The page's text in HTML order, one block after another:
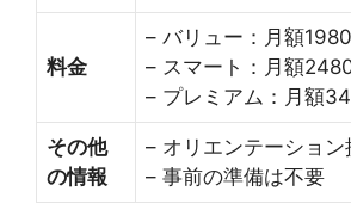
料金
– バリュー：月額
– スマート：月額
– プレミアム：月額
その他
の情報
– オリエンテーション
– 事前の準備は不要